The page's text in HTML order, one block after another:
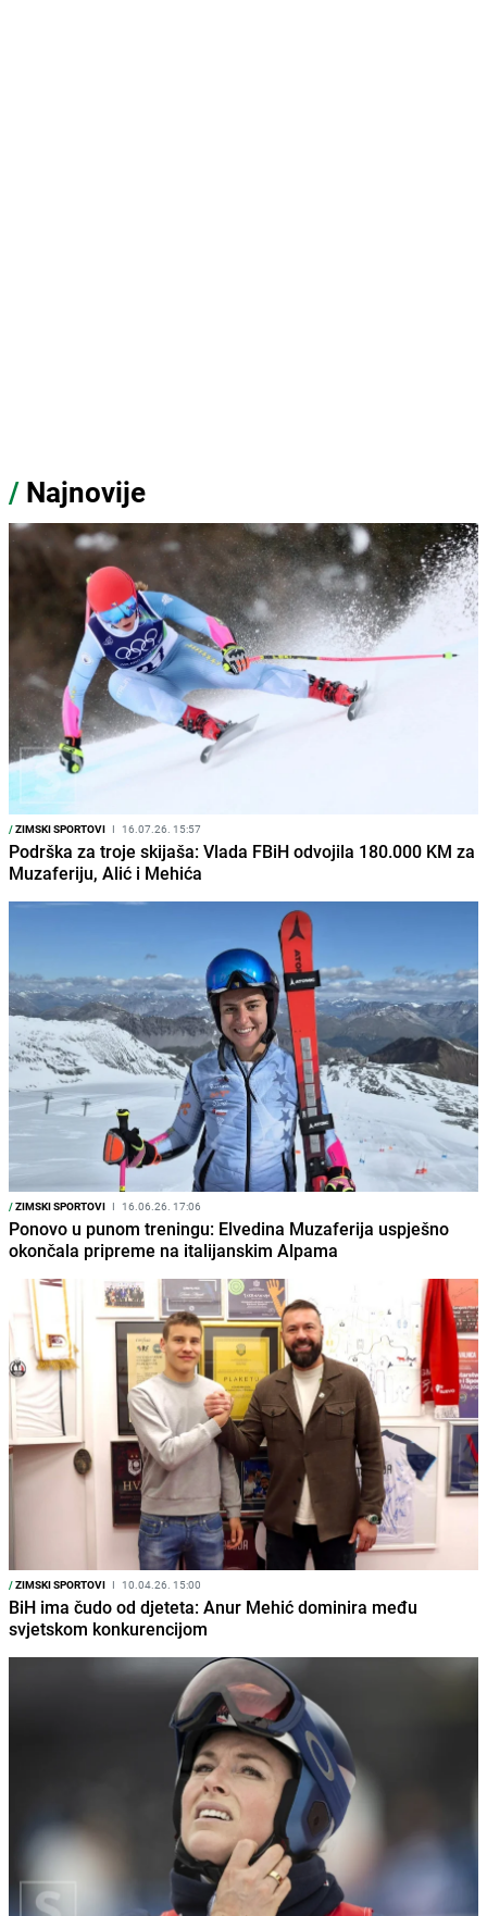
/ Najnovije
/ZIMSKI SPORTOVI I 16.07.26. 15:57
Podrška za troje skijaša: Vlada FBiH odvojila 180.000 KM za
Muzaferiju, Alić i Mehića
/ZIMSKI SPORTOVI I 16.06.26. 17:06
Ponovo u punom treningu: Elvedina Muzaferija uspješno
okončala pripreme na italijanskim Alpama
/ZIMSKI SPORTOVI I 10.04.26. 15:00
BiH ima čudo od djeteta: Anur Mehić dominira među
svjetskom konkurencijom